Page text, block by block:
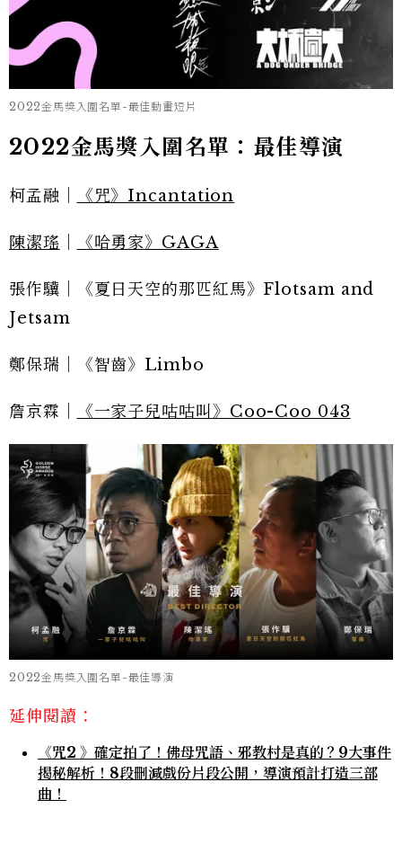
2022金馬獎入圍名單-最佳動畫短片
2022金馬獎入圍名單：最佳導演
柯孟融｜ 《咒》Incantation
陳潔瑤 《哈勇家》GAGA
張作驥｜《夏日天空的那匹紅馬》Flotsam and
Jetsam
鄭保瑞｜《智齒》Limbo
詹京霖｜ 《一家子兒咕咕叫》Coo-Coo 043
2022金馬獎入圍名單-最佳導演
延伸閱讀：
《咒2 》確定拍了！佛母咒語、邪教村是真的？9大事件
揭秘解析！8段刪減戲份片段公開，導演預計打造三部
曲！